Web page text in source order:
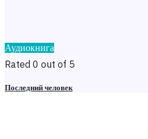
Аудиокнига
Rated 0 out of 5
Последний человек